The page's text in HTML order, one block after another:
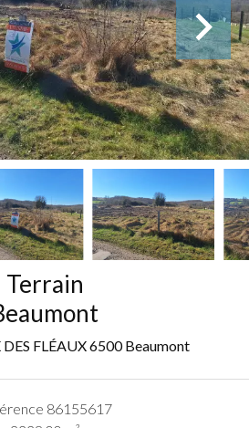
Terrain
FLÉAUX 6500 Beaumont
86155617